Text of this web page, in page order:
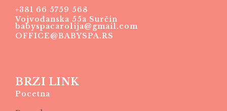
+381 66 5759 568
Vojvođanska 55a Surčin
babyspacarolija@gmail.com
OFFICE@BABYSPA.RS
BRZI LINK
Pocetna